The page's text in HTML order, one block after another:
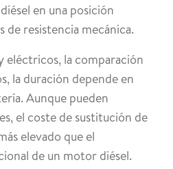
en una posición
de resistencia mecánica.
eléctricos, la comparación
la duración depende en
Aunque pueden
el coste de sustitución de
elevado que el
de un motor diésel.